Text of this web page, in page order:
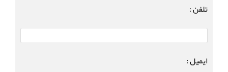
تلفن :
ایمیل :